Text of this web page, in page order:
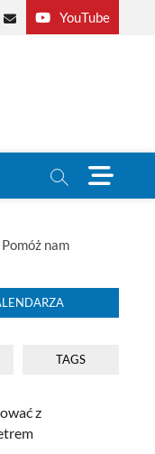
YouTube
E-
M
e
n
o
nam
TAGS
z